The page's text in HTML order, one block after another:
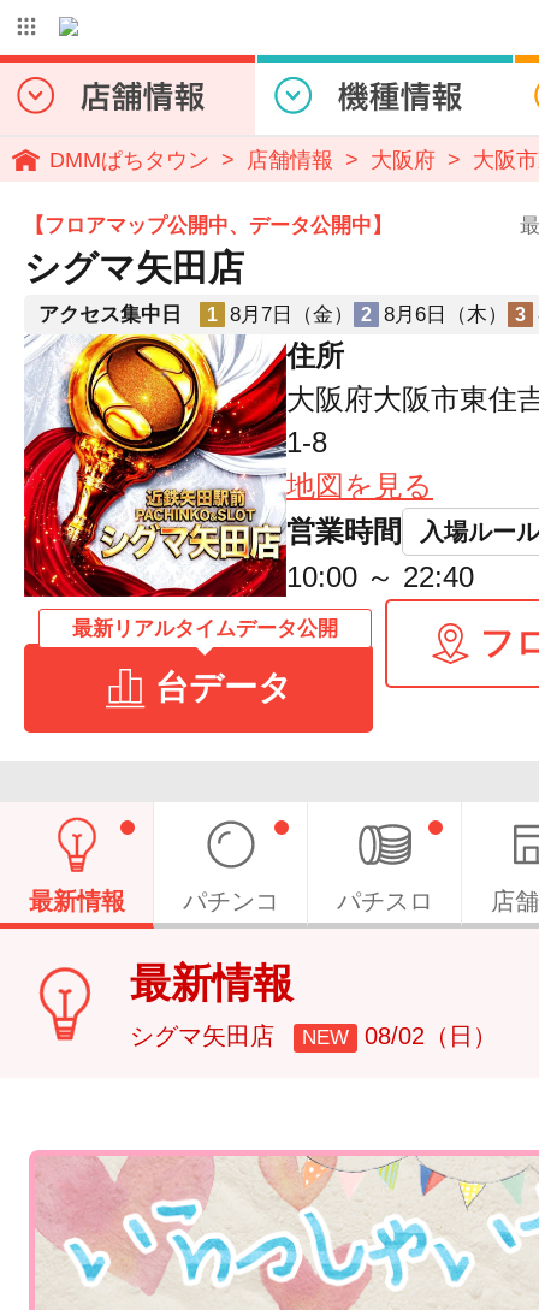
DMMぱちタウン 店舗情報 大阪府 大阪
【フロアマップ公開中、データ公開中】
シグマ矢田店
アクセス集中日 1 8月7日（金） 2 8月6日（木） 3
住所
大阪府大阪市東住
1-8
地図を見る
営業時間
入場ルール
10:00 ～ 22:40
最新リアルタイムデータ公開
台データ
フ
最新情報 パチンコ パチスロ 店
最新情報
シグマ矢田店 NEW 08/02（日）